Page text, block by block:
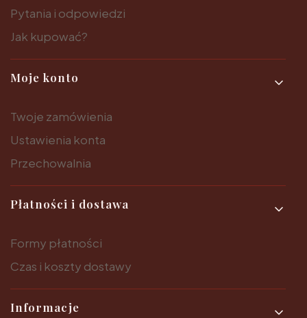
Pytania i odpowiedzi
Jak kupować?
Moje konto
Twoje zamówienia
Ustawienia konta
Przechowalnia
Płatności i dostawa
Formy płatności
Czas i koszty dostawy
Informacje